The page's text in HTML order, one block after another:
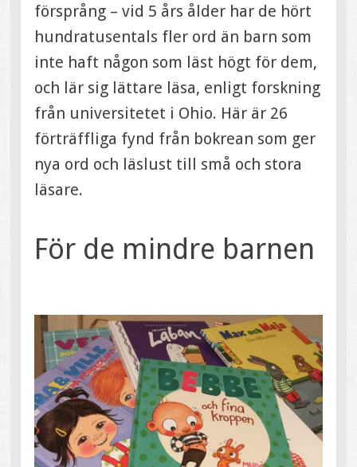
försprång – vid 5 års ålder har de hört
hundratusentals fler ord än barn som
inte haft någon som läst högt för dem,
och lär sig lättare läsa, enligt forskning
från universitetet i Ohio. Här är 26
förträffliga fynd från bokrean som ger
nya ord och läslust till små och stora
läsare.
För de mindre barnen